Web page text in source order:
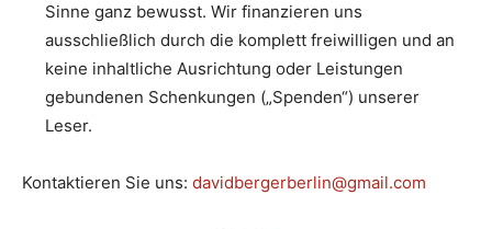
Sinne ganz bewusst. Wir finanzieren uns
ausschließlich durch die komplett freiwilligen und an
keine inhaltliche Ausrichtung oder Leistungen
gebundenen Schenkungen („Spenden“) unserer
Leser.
Kontaktieren Sie uns: davidbergerberlin@gmail.com